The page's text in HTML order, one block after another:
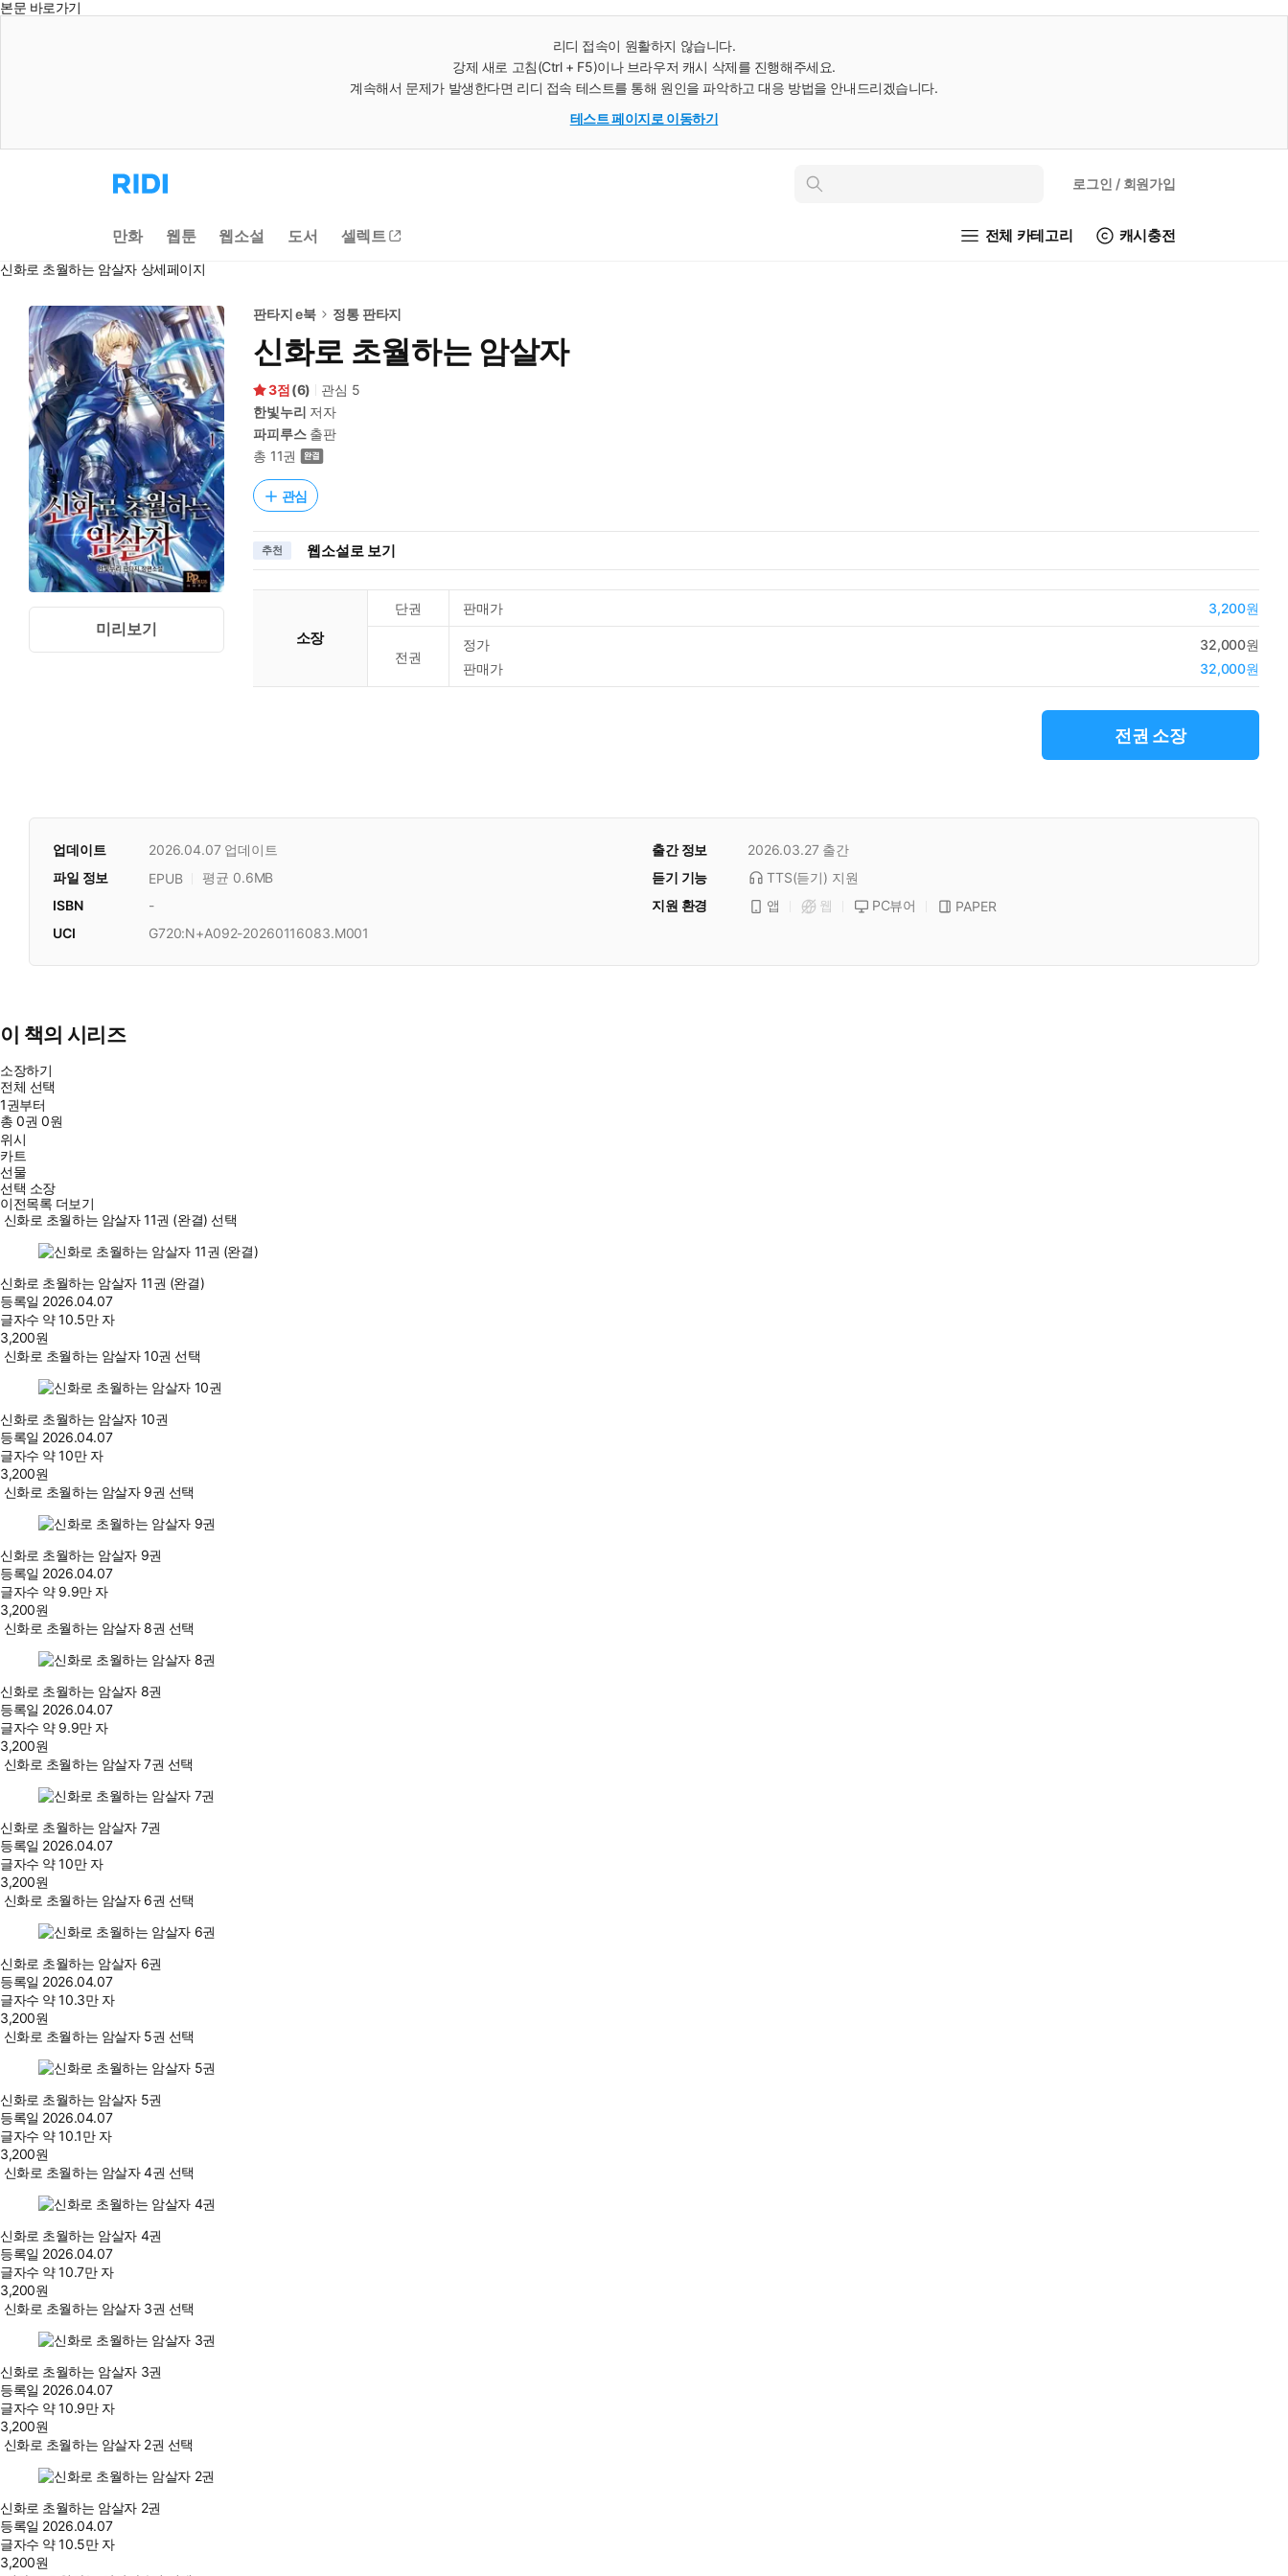
본문 바로가기
리디 접속이 원활하지 않습니다.
강제 새로 고침(Ctrl + F5)이나 브라우저 캐시 삭제를 진행해주세요.
계속해서 문제가 발생한다면 리디 접속 테스트를 통해 원인을 파악하고 대응 방법을 안내드리겠습니다.
테스트 페이지로 이동하기
리
디
으
로
동
인
로그인 / 회원가입
만화 웹툰 웹소설 도서 셀렉트 전체 카테고리 캐시충전
신화로 초월하는 암살자 상세페이지
미리보기
판타지 e북 정통 판타지
신화로 초월하는 암살자
3 (6) 관심 5
한빛누리 저자
파피루스출판
총 11권
관심
추천 웹소설로 보기
소장
단권 판매가 3,200원
전권
정가
32,000원
판매가
32,000원
전권 소장
업데이트 2026.04.07업데이트 출간 정보 2026.03.27 출간
듣기 기능
TTS(듣기) 지원
파일 정보 EPUB
평균 0.6MB
지원 환경
앱 웹 PC뷰어 PAPER
ISBN
-
UCI
G720:N+A092-20260116083.M001
이 책의 시리즈
소장하기
전체 선택
1권부터
총0권 0원
위시
카트
선물
선택 소장
이전목록 더보기
신화로 초월하는 암살자 11권 (완결) 선택
신화로 초월하는 암살자 11권 (완결)
등록일 2026.04.07
글자수 약 10.5만 자
3,200원
신화로 초월하는 암살자 10권 선택
신화로 초월하는 암살자 10권
등록일 2026.04.07
글자수 약 10만 자
3,200원
신화로 초월하는 암살자 9권 선택
신화로 초월하는 암살자 9권
등록일 2026.04.07
글자수 약 9.9만 자
3,200원
신화로 초월하는 암살자 8권 선택
신화로 초월하는 암살자 8권
등록일 2026.04.07
글자수 약 9.9만 자
3,200원
신화로 초월하는 암살자 7권 선택
신화로 초월하는 암살자 7권
등록일 2026.04.07
글자수 약 10만 자
3,200원
신화로 초월하는 암살자 6권 선택
신화로 초월하는 암살자 6권
등록일 2026.04.07
글자수 약 10.3만 자
3,200원
신화로 초월하는 암살자 5권 선택
신화로 초월하는 암살자 5권
등록일 2026.04.07
글자수 약 10.1만 자
3,200원
신화로 초월하는 암살자 4권 선택
신화로 초월하는 암살자 4권
등록일 2026.04.07
글자수 약 10.7만 자
3,200원
신화로 초월하는 암살자 3권 선택
신화로 초월하는 암살자 3권
등록일 2026.04.07
글자수 약 10.9만 자
3,200원
신화로 초월하는 암살자 2권 선택
신화로 초월하는 암살자 2권
등록일 2026.04.07
글자수 약 10.5만 자
3,200원